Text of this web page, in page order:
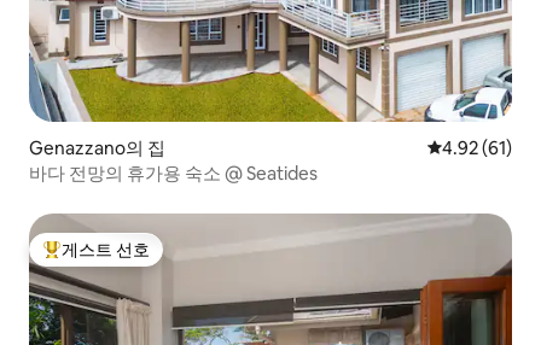
Genazzano의 집 평점 4.92점
4.92 (61)
바다 전망의 휴가용 숙소 @ Seatides
상위 게스트 선호
게스트 선호